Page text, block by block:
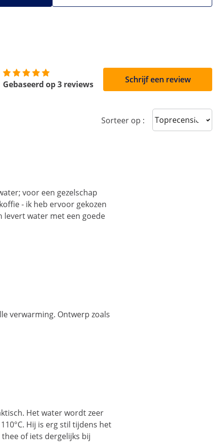
Gebaseerd op 3 reviews Schrijf een review
Sorteer op : Sort reviews
voor een gezelschap
- ik heb ervoor gekozen
levert water met een goede
verwarming. Ontwerp zoals
Het water wordt zeer
Hij is erg stil tijdens het
of iets dergelijks bij